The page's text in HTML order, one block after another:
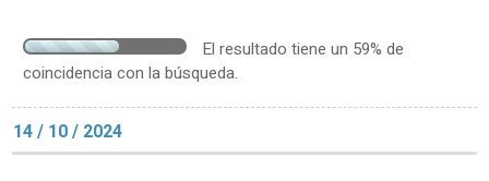
El resultado tiene un 59% de
coincidencia con la búsqueda.
14 / 10 / 2024